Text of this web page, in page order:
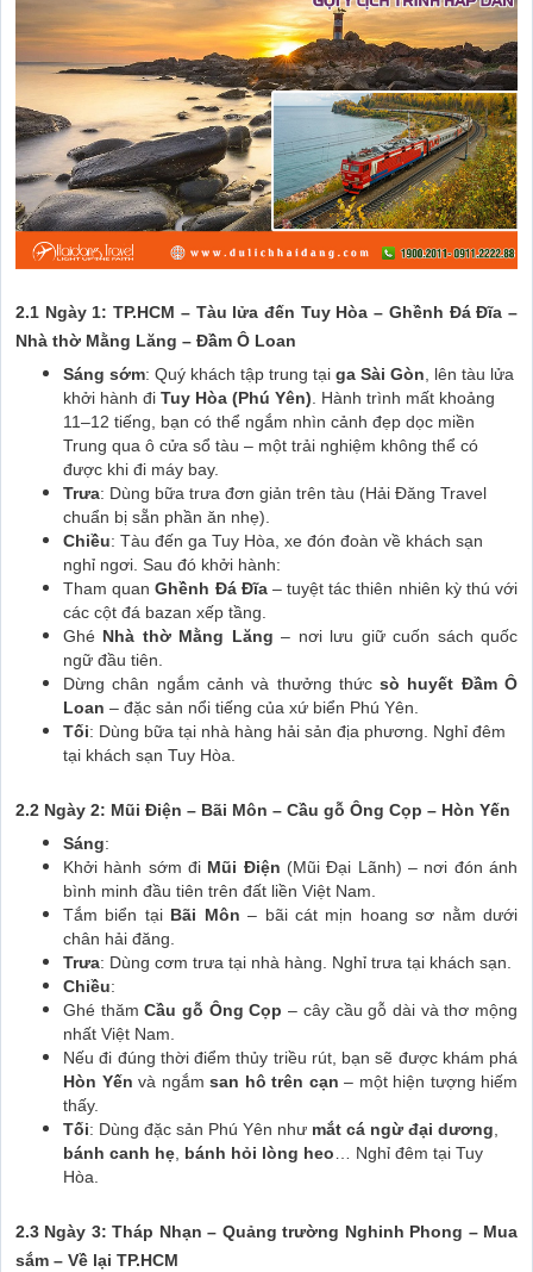
2.1 Ngày 1: TP.HCM – Tàu lửa đến Tuy Hòa – Ghềnh Đá Đĩa –
Nhà thờ Mằng Lăng – Đầm Ô Loan
Sáng sớm: Quý khách tập trung tại ga Sài Gòn, lên tàu lửa
khởi hành đi Tuy Hòa (Phú Yên). Hành trình mất khoảng
11–12 tiếng, bạn có thể ngắm nhìn cảnh đẹp dọc miền
Trung qua ô cửa sổ tàu – một trải nghiệm không thể có
được khi đi máy bay.
Trưa: Dùng bữa trưa đơn giản trên tàu (Hải Đăng Travel
chuẩn bị sẵn phần ăn nhẹ).
Chiều: Tàu đến ga Tuy Hòa, xe đón đoàn về khách sạn
nghỉ ngơi. Sau đó khởi hành:
Tham quanGhềnh Đá Đĩa– tuyệt tác thiên nhiên kỳ thú với
các cột đá bazan xếp tầng.
Ghé Nhà thờ Mằng Lăng – nơi lưu giữ cuốn sách quốc
ngữ đầu tiên.
Dừng chân ngắm cảnh và thưởng thứcsò huyết Đầm Ô
Loan – đặc sản nổi tiếng của xứ biển Phú Yên.
Tối: Dùng bữa tại nhà hàng hải sản địa phương. Nghỉ đêm
tại khách sạn Tuy Hòa.
2.2 Ngày 2: Mũi Điện – Bãi Môn – Cầu gỗ Ông Cọp – Hòn Yến
Sáng:
Khởi hành sớm đi Mũi Điện (Mũi Đại Lãnh) – nơi đón ánh
bình minh đầu tiên trên đất liền Việt Nam.
Tắm biển tại Bãi Môn – bãi cát mịn hoang sơ nằm dưới
chân hải đăng.
Trưa: Dùng cơm trưa tại nhà hàng. Nghỉ trưa tại khách sạn.
Chiều:
Ghé thămCầu gỗ Ông Cọp – cây cầu gỗ dài và thơ mộng
nhất Việt Nam.
Nếu đi đúng thời điểm thủy triều rút, bạn sẽ được khám phá
Hòn Yến và ngắm san hô trên cạn – một hiện tượng hiếm
thấy.
Tối: Dùng đặc sản Phú Yên như mắt cá ngừ đại dương,
bánh canh hẹ, bánh hỏi lòng heo… Nghỉ đêm tại Tuy
Hòa.
2.3 Ngày 3: Tháp Nhạn – Quảng trường Nghinh Phong – Mua
sắm – Về lại TP.HCM